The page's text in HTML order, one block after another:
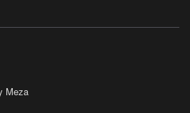
Meza